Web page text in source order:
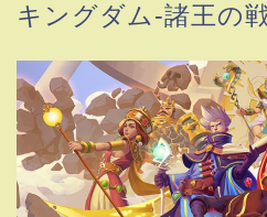
キングダム-諸王の戦